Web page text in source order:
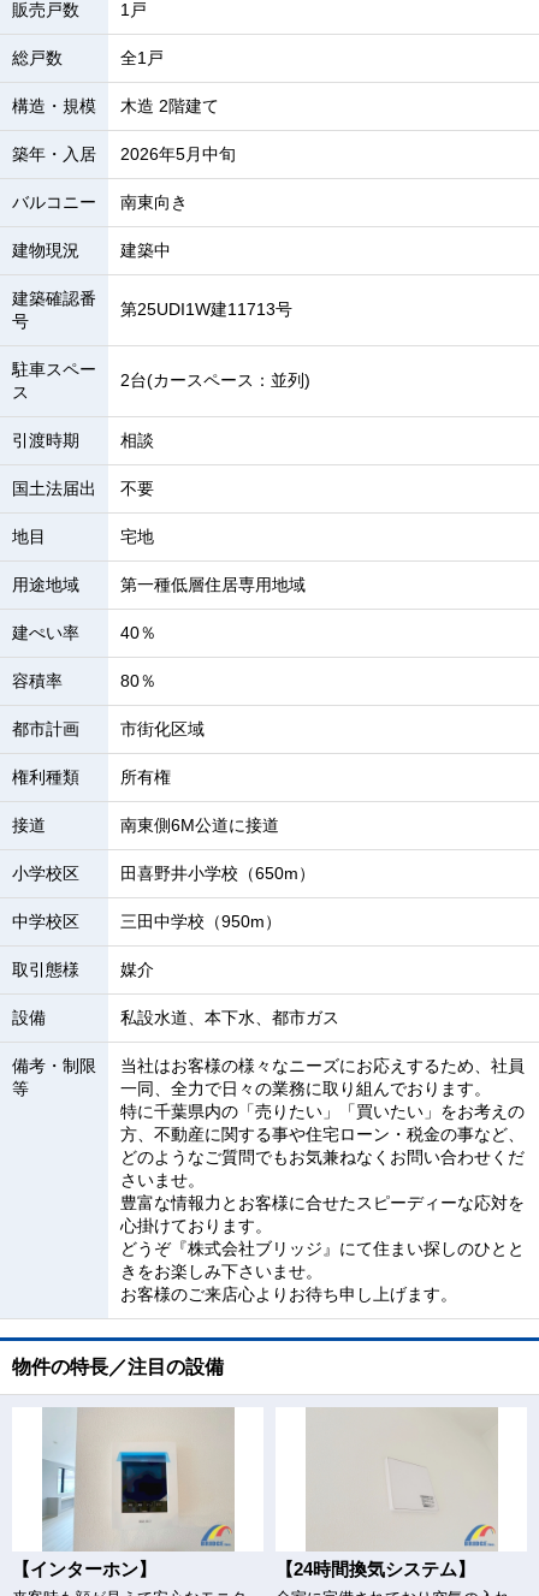
販売戸数 1戸
総戸数 全1戸
構造・規模 木造 2階建て
築年・入居 2026年5月中旬
バルコニー 南東向き
建物現況 建築中
建築確認番
号
第25UDI1W建11713号
駐車スペー
ス
2台(カースペース：並列)
引渡時期 相談
国土法届出 不要
地目 宅地
用途地域 第一種低層住居専用地域
建ぺい率 40％
容積率 80％
都市計画 市街化区域
権利種類 所有権
接道 南東側6M公道に接道
小学校区 田喜野井小学校（650m）
中学校区 三田中学校（950m）
取引態様 媒介
設備 私設水道、本下水、都市ガス
備考・制限
等
当社はお客様の様々なニーズにお応えするため、社員
一同、全力で日々の業務に取り組んでおります。
特に千葉県内の「売りたい」「買いたい」をお考えの
方、不動産に関する事や住宅ローン・税金の事など、
どのようなご質問でもお気兼ねなくお問い合わせくだ
さいませ。
豊富な情報力とお客様に合せたスピーディーな応対を
心掛けております。
どうぞ『株式会社ブリッジ』にて住まい探しのひとと
きをお楽しみ下さいませ。
お客様のご来店心よりお待ち申し上げます。
物件の特長／注目の設備
【インターホン】 【24時間換気システム】